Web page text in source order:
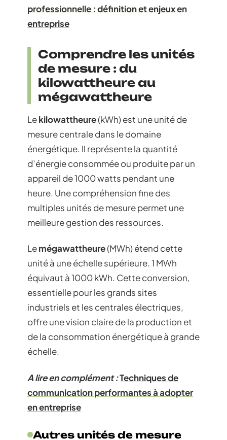
professionnelle : définition et enjeux en
entreprise
Comprendre les unités
de mesure : du
kilowattheure au
mégawattheure
Lekilowattheure(kWh) est une unité de
mesure centrale dans le domaine
énergétique. Il représente la quantité
d’énergie consommée ou produite par un
appareil de 1000 watts pendant une
heure. Une compréhension fine des
multiples unités de mesure permet une
meilleure gestion des ressources.
Lemégawattheure(MWh) étend cette
unité à une échelle supérieure. 1 MWh
équivaut à 1000 kWh. Cette conversion,
essentielle pour les grands sites
industriels et les centrales électriques,
offre une vision claire de la production et
de la consommation énergétique à grande
échelle.
A lire en complément :Techniques de
communication performantes à adopter
en entreprise
Autres unités de mesure